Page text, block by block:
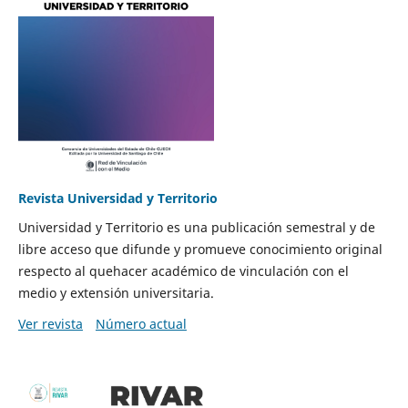
Revista Universidad y Territorio
Universidad y Territorio es una publicación semestral y de
libre acceso que difunde y promueve conocimiento original
respecto al quehacer académico de vinculación con el
medio y extensión universitaria.
Ver revista
Número actual